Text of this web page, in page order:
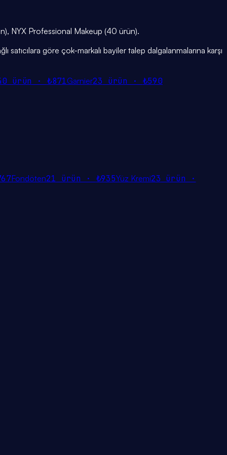
NYX Professional Makeup (40 ürün).
satıcılara göre çok-markalı bayiler talep dalgalanmalarına karşı
ürün · ₺871Garnier23 ürün · ₺590
Fondöten21 ürün · ₺935Yüz Kremi23 ürün ·